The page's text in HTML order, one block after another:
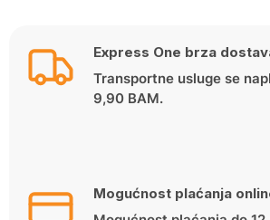
Express One brza
Transportne usluge se
9,90 BAM.
Mogućnost plaćanja